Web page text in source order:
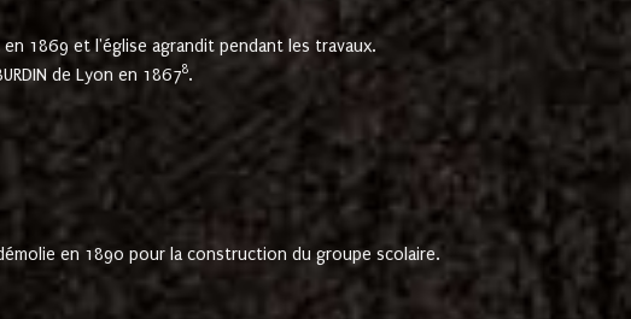
1869 et l'église agrandit pendant les travaux.
de Lyon en 18678.
en 1890 pour la construction du groupe scolaire.